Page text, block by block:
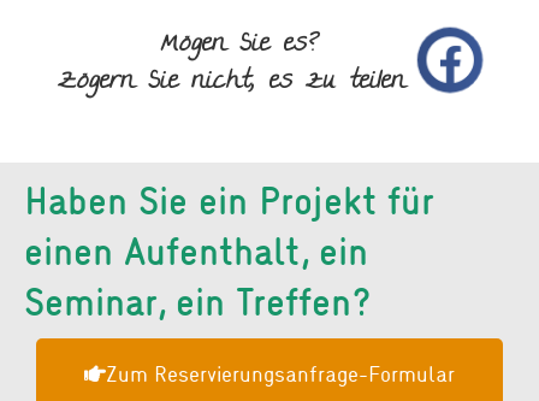
Mögen Sie es?
Zögern Sie nicht, es zu teilen
Haben Sie ein Projekt für
einen Aufenthalt, ein
Seminar, ein Treffen?
Zum Reservierungsanfrage-Formular